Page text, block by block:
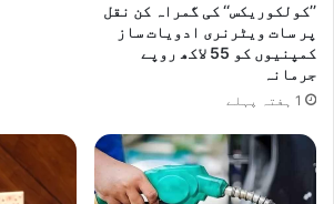
’’کولکوریکس‘‘ کی گمراہ کن نقل
پر سات ویٹرنری ادویات ساز
کمپنیوں کو 55 لاکھ روپے
جرمانہ
1 ہفتہ پہلے